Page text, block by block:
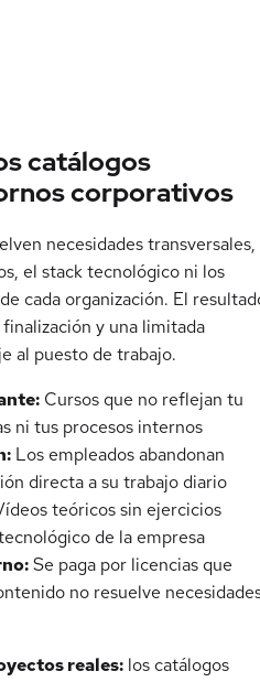
catálogos
corporativos
necesidades transversales,
el stack tecnológico ni los
cada organización. El
y una limitada
al puesto de trabajo.
Cursos que no reflejan tu
ni tus procesos internos
Los empleados abandonan
directa a su trabajo diario
teóricos sin ejercicios
de la empresa
Se paga por licencias que
no resuelve
reales: los catálogos